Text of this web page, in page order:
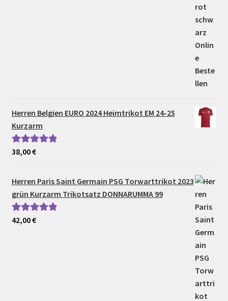
Herren Belgien EURO 2024 Heimtrikot EM 24-25
Kurzarm
Bewertet mit
38,00€
Herren Paris Saint Germain PSG Torwarttrikot 2023
grün Kurzarm Trikotsatz DONNARUMMA 99
Bewertet mit
42,00€